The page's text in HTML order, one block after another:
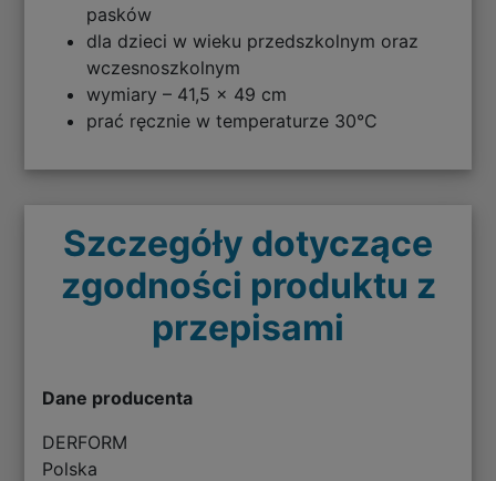
pasków
dla dzieci w wieku przedszkolnym oraz
wczesnoszkolnym
wymiary – 41,5 x 49 cm
prać ręcznie w temperaturze 30°C
Szczegóły dotyczące
zgodności produktu z
przepisami
Dane producenta
DERFORM
Polska